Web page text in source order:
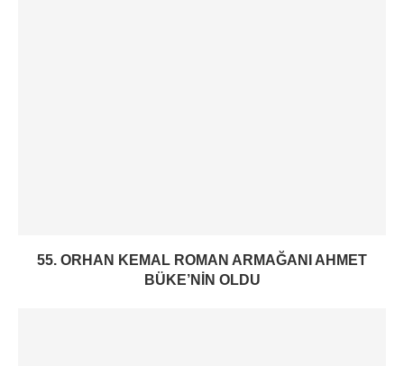
55. ORHAN KEMAL ROMAN ARMAĞANI AHMET
BÜKE’NIN OLDU